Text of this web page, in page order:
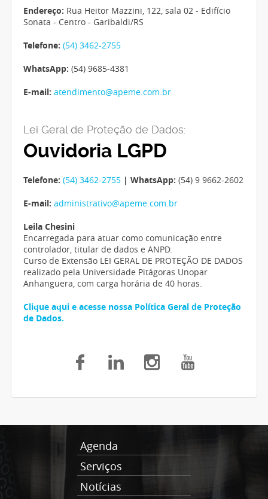
Endereço: Rua Heitor Mazzini, 122, sala 02 - Edifício
Sonata - Centro - Garibaldi/RS
Telefone: (54) 3462-2755
WhatsApp: (54) 9685-4381
E-mail: atendimento@apeme.com.br
Lei Geral de Proteção de Dados:
Ouvidoria LGPD
Telefone: (54) 3462-2755 | WhatsApp: (54) 9 9662-2602
E-mail: administrativo@apeme.com.br
Leila Chesini
Encarregada para atuar como comunicação entre
controlador, titular de dados e ANPD.
Curso de Extensão LEI GERAL DE PROTEÇÃO DE DADOS
realizado pela Universidade Pitágoras Unopar
Anhanguera, com carga horária de 40 horas.
Clique aqui e acesse nossa Política Geral de Proteção
de Dados.
Agenda
Serviços
Notícias